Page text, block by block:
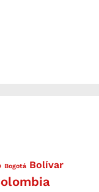
Bogotá Bolívar